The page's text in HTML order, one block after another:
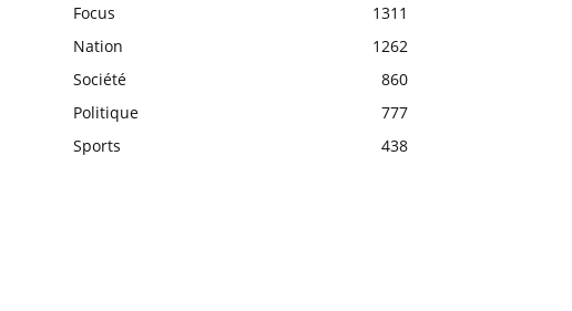
Focus
1311
Nation
1262
Société
860
Politique
777
Sports
438